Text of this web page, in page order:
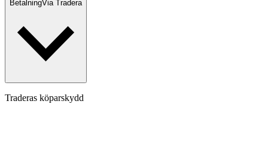
BetalningVia Tradera
Traderas köparskydd